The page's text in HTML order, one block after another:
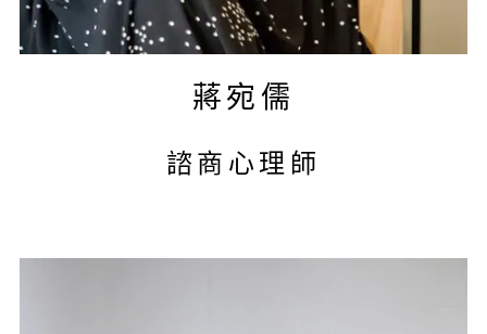
蔣宛儒
諮商心理師